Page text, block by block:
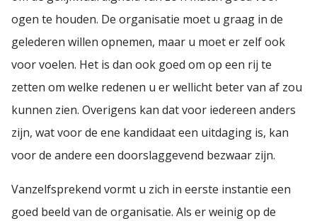
ogen te houden. De organisatie moet u graag in de
gelederen willen opnemen, maar u moet er zelf ook
voor voelen. Het is dan ook goed om op een rij te
zetten om welke redenen u er wellicht beter van af zou
kunnen zien. Overigens kan dat voor iedereen anders
zijn, wat voor de ene kandidaat een uitdaging is, kan
voor de andere een doorslaggevend bezwaar zijn.
Vanzelfsprekend vormt u zich in eerste instantie een
goed beeld van de organisatie. Als er weinig op de